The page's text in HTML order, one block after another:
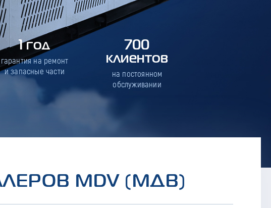
1 год
гарантия на ремонт
и запасные части
700
клиентов
на постоянном
обслуживании
MDV (МДВ)